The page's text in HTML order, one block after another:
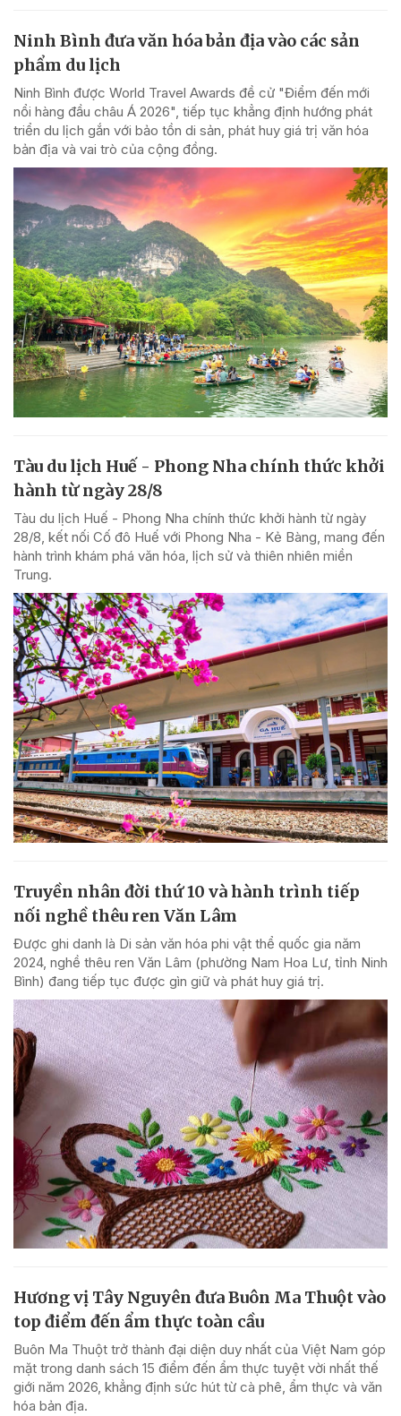
Ninh Bình đưa văn hóa bản địa vào các sản
phẩm du lịch
Ninh Bình được World Travel Awards đề cử "Điểm đến mới
nổi hàng đầu châu Á 2026", tiếp tục khẳng định hướng phát
triển du lịch gắn với bảo tồn di sản, phát huy giá trị văn hóa
bản địa và vai trò của cộng đồng.
Tàu du lịch Huế - Phong Nha chính thức khởi
hành từ ngày 28/8
Tàu du lịch Huế - Phong Nha chính thức khởi hành từ ngày
28/8, kết nối Cố đô Huế với Phong Nha - Kẻ Bàng, mang đến
hành trình khám phá văn hóa, lịch sử và thiên nhiên miền
Trung.
Truyền nhân đời thứ 10 và hành trình tiếp
nối nghề thêu ren Văn Lâm
Được ghi danh là Di sản văn hóa phi vật thể quốc gia năm
2024, nghề thêu ren Văn Lâm (phường Nam Hoa Lư, tỉnh Ninh
Bình) đang tiếp tục được gìn giữ và phát huy giá trị.
Hương vị Tây Nguyên đưa Buôn Ma Thuột vào
top điểm đến ẩm thực toàn cầu
Buôn Ma Thuột trở thành đại diện duy nhất của Việt Nam góp
mặt trong danh sách 15 điểm đến ẩm thực tuyệt vời nhất thế
giới năm 2026, khẳng định sức hút từ cà phê, ẩm thực và văn
hóa bản địa.